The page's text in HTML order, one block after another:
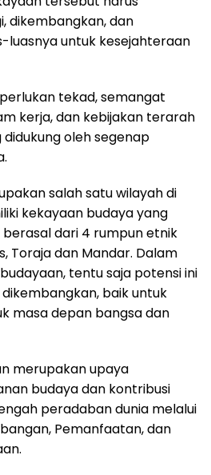
dikembangkan, dan
luasnya untuk kesejahteraan
tekad, semangat
kerja, dan kebijakan terarah
oleh segenap
salah satu wilayah di
kekayaan budaya yang
dari 4 rumpun etnik
Toraja dan Mandar. Dalam
tentu saja potensi ini
baik untuk
masa depan bangsa dan
merupakan upaya
budaya dan kontribusi
peradaban dunia melalui
Pemanfaatan, dan